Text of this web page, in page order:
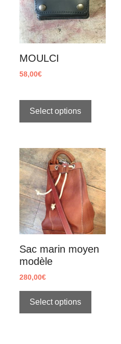
MOULCI
58,00€
Select options
Sac marin moyen
modèle
280,00€
Select options